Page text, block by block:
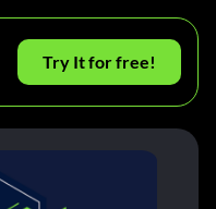
Try It for free!